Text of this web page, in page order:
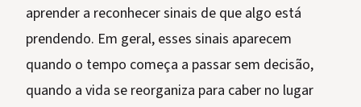
aprender a reconhecer sinais de que algo está
prendendo. Em geral, esses sinais aparecem
quando o tempo começa a passar sem decisão,
quando a vida se reorganiza para caber no lugar